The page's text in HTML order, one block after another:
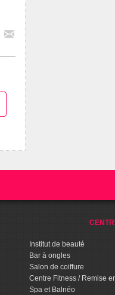
Institut de beauté
Bar à ongles
Salon de coiffure
Centre Fitness / Remise
Spa et Balnéo